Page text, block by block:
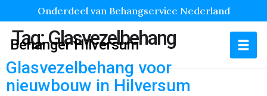
Onderdeel van Behangservice Nederland
Behanger Hilversum
Tag:Glasvezelbehang
Glasvezelbehang voor
nieuwbouw in Hilversum